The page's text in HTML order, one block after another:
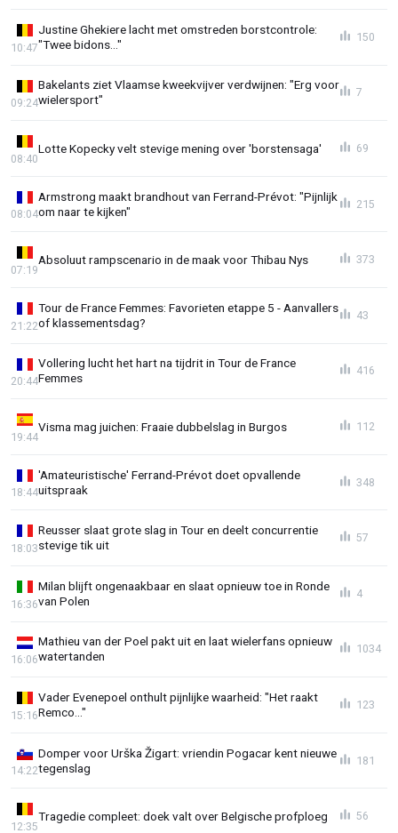
Justine Ghekiere lacht met omstreden borstcontrole:
"Twee bidons..."
10:47
150
Bakelants ziet Vlaamse kweekvijver verdwijnen: "Erg voor
wielersport"
09:24
7
Lotte Kopecky velt stevige mening over 'borstensaga'
08:40
69
Armstrong maakt brandhout van Ferrand-Prévot: "Pijnlijk
om naar te kijken"
08:04
215
Absoluut rampscenario in de maak voor Thibau Nys
07:19
373
Tour de France Femmes: Favorieten etappe 5 - Aanvallers
of klassementsdag?
21:22
43
Vollering lucht het hart na tijdrit in Tour de France
Femmes
20:44
416
Visma mag juichen: Fraaie dubbelslag in Burgos
19:44
112
'Amateuristische' Ferrand-Prévot doet opvallende
uitspraak
18:44
348
Reusser slaat grote slag in Tour en deelt concurrentie
stevige tik uit
18:03
57
Milan blijft ongenaakbaar en slaat opnieuw toe in Ronde
van Polen
16:36
4
Mathieu van der Poel pakt uit en laat wielerfans opnieuw
watertanden
16:06
1034
Vader Evenepoel onthult pijnlijke waarheid: "Het raakt
Remco..."
15:16
123
Domper voor Urška Žigart: vriendin Pogacar kent nieuwe
tegenslag
14:22
181
Tragedie compleet: doek valt over Belgische profploeg
12:35
56